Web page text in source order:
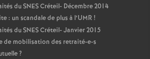
duSNESCréteil- Décembre 2014
: un scandale de plus à l’UMR !
duSNESCréteil- Janvier 2015
de mobilisation des retraité-e-s
?